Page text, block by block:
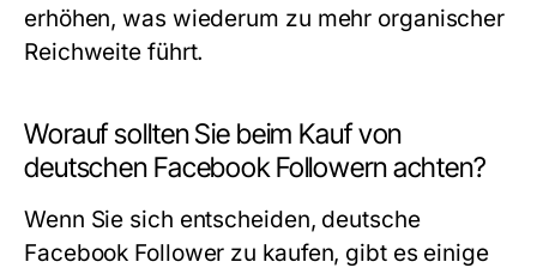
erhöhen, was wiederum zu mehr organischer
Reichweite führt.
Worauf sollten Sie beim Kauf von
deutschen Facebook Followern achten?
Wenn Sie sich entscheiden, deutsche
Facebook Follower zu kaufen, gibt es einige